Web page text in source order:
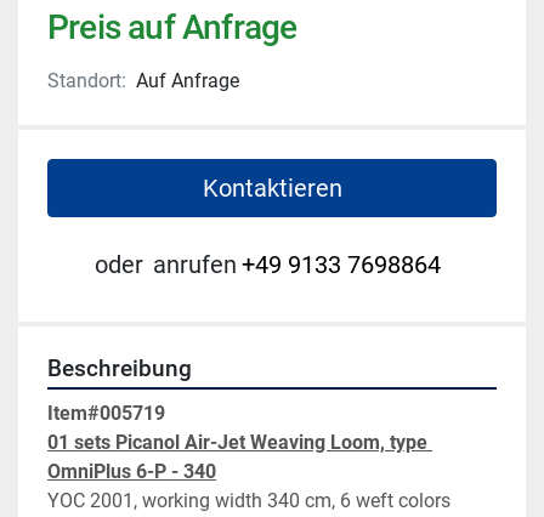
Preis auf Anfrage
Standort: Auf Anfrage
Kontaktieren
oder anrufen +49 9133 7698864
Beschreibung
Item#005719
01 sets Picanol Air-Jet Weaving Loom, type
OmniPlus 6-P - 340
YOC 2001, working width 340 cm, 6 weft colors